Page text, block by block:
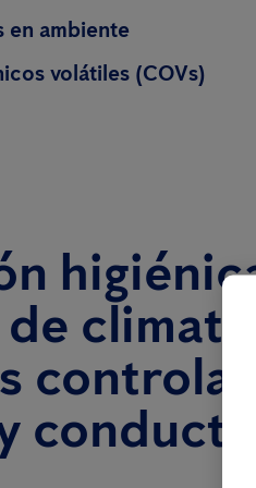
en ambiente
volátiles (COVs)
de